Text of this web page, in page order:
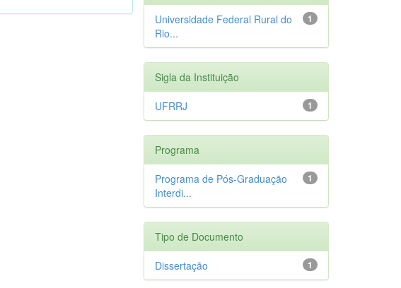
1
Universidade Federal Rural do
Rio...
Sigla da Instituição
1
UFRRJ
Programa
1
Programa de Pós-Graduação
Interdi...
Tipo de Documento
1
Dissertação